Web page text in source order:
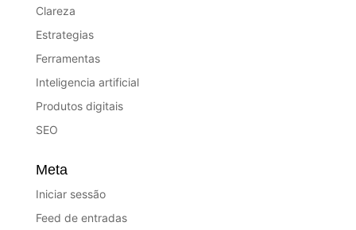
Clareza
Estrategias
Ferramentas
Inteligencia artificial
Produtos digitais
SEO
Meta
Iniciar sessão
Feed de entradas